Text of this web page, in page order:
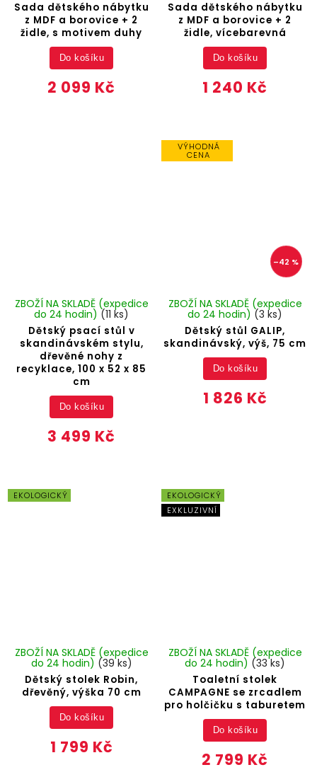
Sada dětského nábytku
z MDF a borovice + 2
židle, s motivem duhy
2 099 Kč
Do košíku
Sada dětského nábytku
z MDF a borovice + 2
židle, vícebarevná
1 240 Kč
Do košíku
Dětský psací stůl v
skandinávském stylu,
dřevěné nohy z
recyklace, 100 x 52 x 85
cm
ZBOŽÍ NA SKLADĚ (expedice
do 24 hodin) (11 ks)
3 499 Kč
Do košíku
VÝHODNÁ
CENA
–42 %
Dětský stůl GALIP,
skandinávský, výš, 75 cm
ZBOŽÍ NA SKLADĚ (expedice
do 24 hodin) (3 ks)
1 826 Kč
Do košíku
EKOLOGICKÝ
Dětský stolek Robin,
dřevěný, výška 70 cm
ZBOŽÍ NA SKLADĚ (expedice
do 24 hodin) (39 ks)
1 799 Kč
Do košíku
EKOLOGICKÝ
EXKLUZIVNÍ
Toaletní stolek
CAMPAGNE se zrcadlem
pro holčičku s taburetem
ZBOŽÍ NA SKLADĚ (expedice
do 24 hodin) (33 ks)
2 799 Kč
Do košíku